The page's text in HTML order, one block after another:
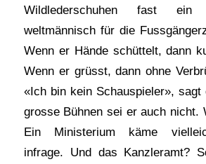
Wildlederschuhen fast
weltmännisch für die
Wenn er Hände schüttelt, dann
Wenn er grüsst, dann ohne
«Ich bin kein Schauspieler», sagt
grosse Bühnen sei er auch nicht.
Ein Ministerium käme
infrage. Und das Kanzleramt?